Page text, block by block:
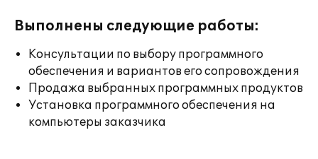
Выполнены следующие работы:
Консультации по выбору программного
обеспечения и вариантов его сопровождения
Продажа выбранных программных продуктов
Установка программного обеспечения на
компьютеры заказчика